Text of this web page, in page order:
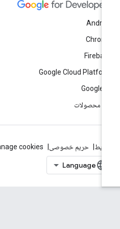
Google Cloud
Google
محصولات
حریم خصوصی Manage cookies